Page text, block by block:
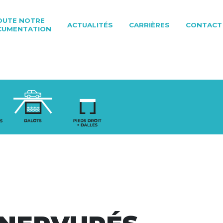
NOTRE
ACTUALITÉS CARRIÈRES CONTACT